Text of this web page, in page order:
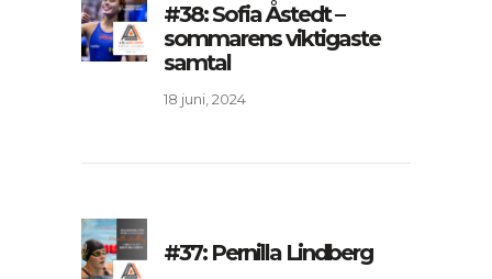
#38: Sofia Åstedt –
sommarens viktigaste
samtal
18 juni, 2024
#37: Pernilla Lindberg